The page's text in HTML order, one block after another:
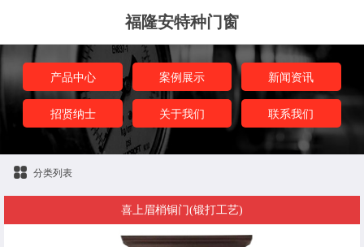
福隆安特种门窗
产品中心 案例展示 新闻资讯
招贤纳士 关于我们 联系我们
分类列表
喜上眉梢铜门(锻打工艺)